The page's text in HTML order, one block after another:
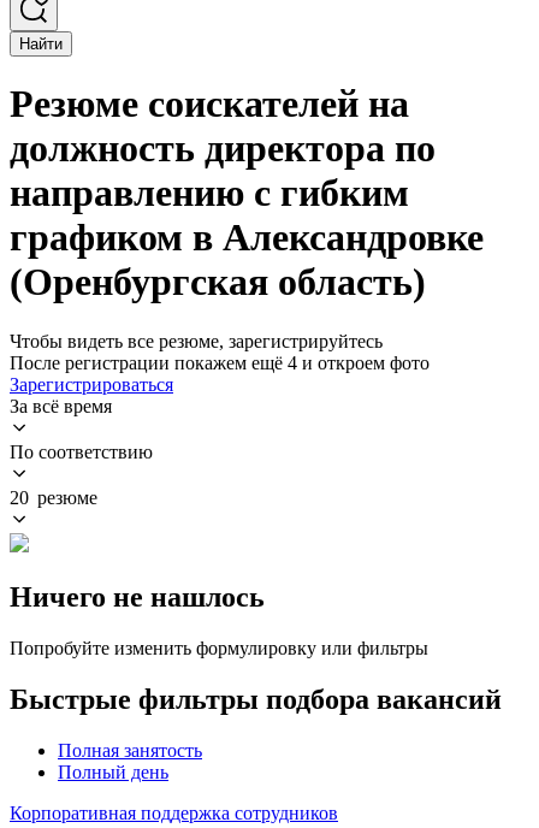
Найти
Резюме соискателей на
должность директора по
направлению с гибким
графиком в Александровке
(Оренбургская область)
Чтобы видеть все резюме, зарегистрируйтесь
После регистрации покажем ещё 4 и откроем фото
Зарегистрироваться
За всё время
По соответствию
20 резюме
Ничего не нашлось
Попробуйте изменить формулировку или фильтры
Быстрые фильтры подбора вакансий
Полная занятость
Полный день
Корпоративная поддержка сотрудников